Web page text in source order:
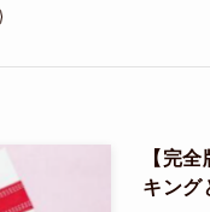
【完
キング